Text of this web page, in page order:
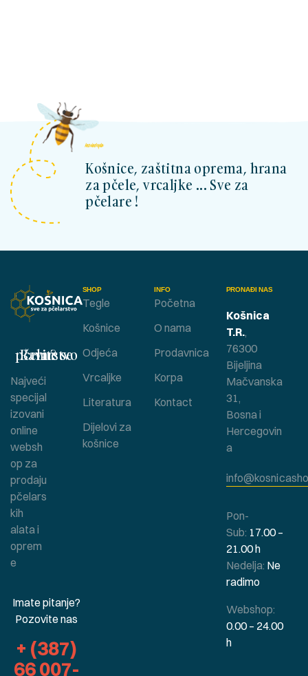
kosnicashop.ba
Košnice, zaštitna oprema, hrana
za pčele, vrcaljke ... Sve za
pčelare !
SHOP
Tegle
Košnice
Odjeća
Vrcaljke
Literatura
Dijelovi za
košnice
INFO
Početna
O nama
Prodavnica
Korpa
Kontact
Bavite se pčelarstvom ?
Najveći
specijal
izovani
online
websh
op za
prodaju
pčelars
kih
alata i
oprem
e
Imate pitanje?
Pozovite nas
+ (387)
66 007-
PRONAĐI NAS
Košnica
T.R.,
76300
Bijeljina
Mačvanska
31,
Bosna i
Hercegovin
a
Pon-
Sub: 17.00 –
21.00 h
Nedelja: Ne
radimo
Webshop:
0.00 – 24.00
h